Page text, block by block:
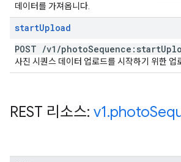
데이터를 가져옵니다.
startUpload
POST /v1 /photoSequence:start
사진 시퀀스 데이터 업로드를 시작하기 위한 업
REST 리소스: v1.photo